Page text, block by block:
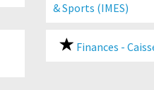
& Sports (IMES)
Finances -